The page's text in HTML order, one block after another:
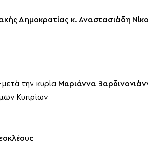
Δημοκρατίας κ. Αναστασιάδη
την κυρία Μαριάννα
Κυπρίων